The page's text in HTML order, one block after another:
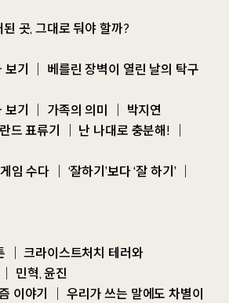
곳, 그대로 둬야 할까?
기 ｜ 베를린 장벽이 열린 날의 탁구
기 ｜ 가족의 의미 ｜ 박지연
드 표류기 ｜ 난 나대로 충분해! ｜
수다 ｜ ‘잘하기’보다 ‘잘 하기’ ｜
｜ 크라이스트처치 테러와
민혁, 윤진
이야기 ｜ 우리가 쓰는 말에도 차별이